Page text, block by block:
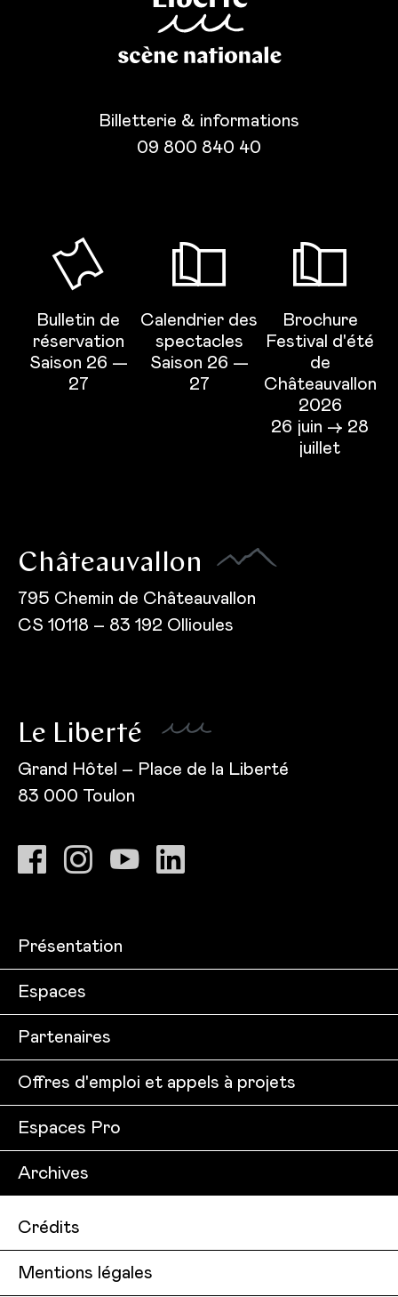
Billetterie & informations
09 800 840 40
Bulletin de
réservation
Saison 26 —
27
Calendrier des
spectacles
Saison 26 —
27
Brochure
Festival d'été
de
Châteauvallon
2026
26 juin → 28
juillet
Châteauvallon
795 Chemin de Châteauvallon
CS 10118 – 83 192 Ollioules
Le Liberté
Grand Hôtel – Place de la Liberté
83 000 Toulon
Présentation
Espaces
Partenaires
Offres d'emploi et appels à projets
Espaces Pro
Archives
Crédits
Mentions légales